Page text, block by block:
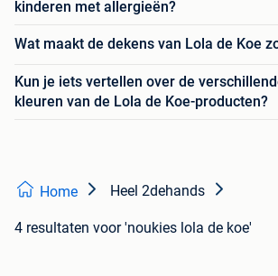
kinderen met allergieën?
Wat maakt de dekens van Lola de Koe
Kun je iets vertellen over de
kleuren van de Lola de Koe-producten?
Home Heel 2dehands
4 resultaten voor 'noukies lola de koe'